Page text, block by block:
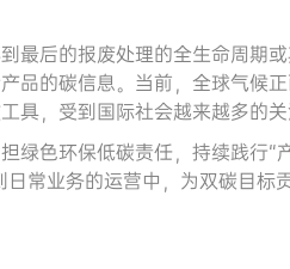
最后的报废处理的全生命周期
品的碳信息。当前，全球气候
具，受到国际社会越来越多的关
绿色环保低碳责任，持续践行“
常业务的运营中，为双碳目标